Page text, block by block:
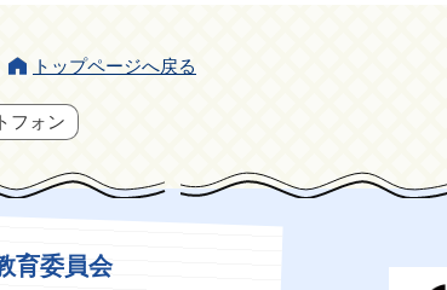
トップページへ戻る
フォン
育委員会